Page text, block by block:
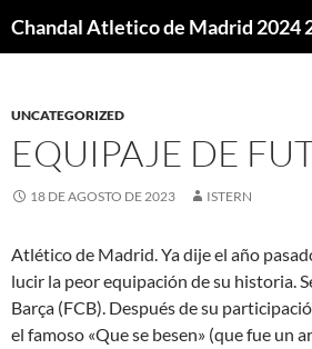
UNCATEGORIZED
EQUIPAJE DE
18 DE AGOSTO DE 2023 ISTERN
Atlético de Madrid. Ya dije el año
lucir la peor equipación de su historia.
Barça (FCB). Después de su
el famoso «Que se besen» (que fue un